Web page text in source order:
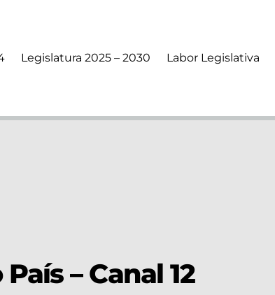
Legislatura 2025 – 2030 Labor Legislativa
– Canal 12